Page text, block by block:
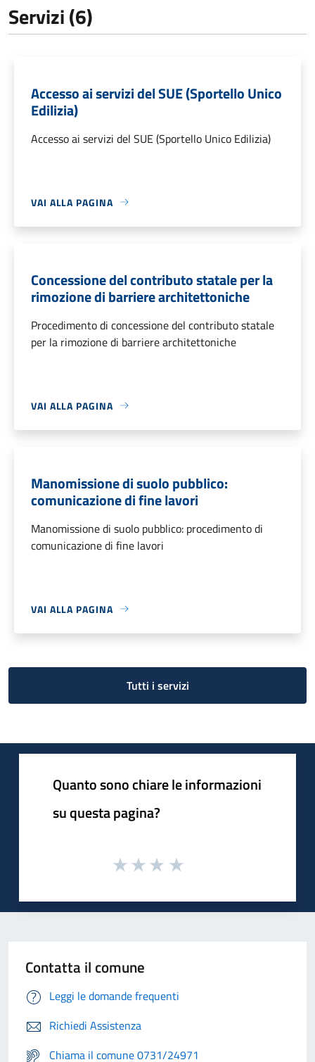
Servizi (6)
Accesso ai servizi del SUE (Sportello Unico
Edilizia)
Accesso ai servizi del SUE (Sportello Unico Edilizia)
VAI ALLA PAGINA
Concessione del contributo statale per la
rimozione di barriere architettoniche
Procedimento di concessione del contributo statale
per la rimozione di barriere architettoniche
VAI ALLA PAGINA
Manomissione di suolo pubblico:
comunicazione di fine lavori
Manomissione di suolo pubblico: procedimento di
comunicazione di fine lavori
VAI ALLA PAGINA
Tutti i servizi
Quanto sono chiare le informazioni
su questa pagina?
Contatta il comune
Leggi le domande frequenti
Richiedi Assistenza
Chiama il comune 0731/24971